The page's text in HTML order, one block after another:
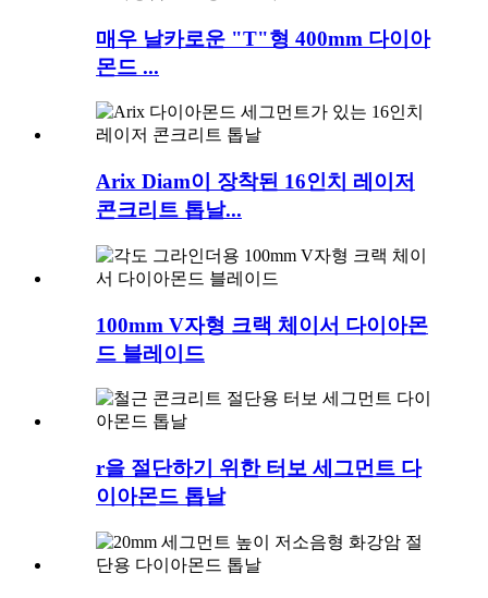
매우 날카로운 "T"형 400mm 다이아
몬드 ...
Arix Diam이 장착된 16인치 레이저
콘크리트 톱날...
100mm V자형 크랙 체이서 다이아몬
드 블레이드
r을 절단하기 위한 터보 세그먼트 다
이아몬드 톱날